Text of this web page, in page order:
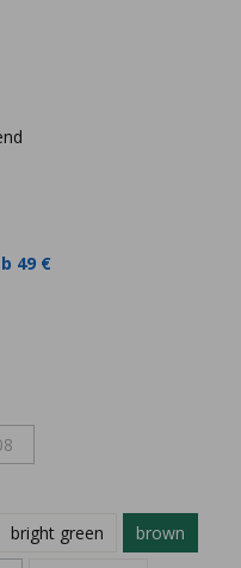
49 €
bright green
brown